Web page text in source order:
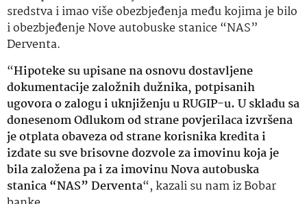
sredstva i imao više obezbjeđenja među kojima je bilo
i obezbjeđenje Nove autobuske stanice “NAS”
Derventa.
“Hipoteke su upisane na osnovu dostavljene
dokumentacije založnih dužnika, potpisanih
ugovora o zalogu i uknjiženju u RUGIP-u. U skladu sa
donesenom Odlukom od strane povjerilaca izvršena
je otplata obaveza od strane korisnika kredita i
izdate su sve brisovne dozvole za imovinu koja je
bila založena pa i za imovinu Nova autobuska
stanica “NAS” Derventa“, kazali su nam iz Bobar